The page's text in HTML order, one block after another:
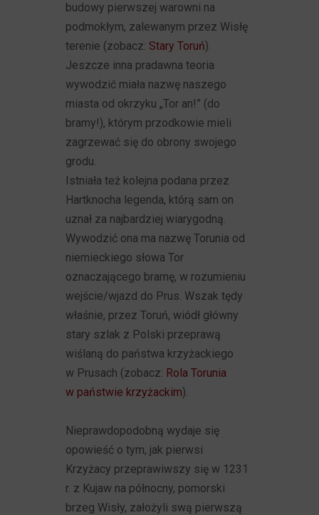
budowy pierwszej warowni na
podmokłym, zalewanym przez Wisłę
terenie (zobacz: Stary Toruń).
Jeszcze inna pradawna teoria
wywodzić miała nazwę naszego
miasta od okrzyku „Tor an!” (do
bramy!), którym przodkowie mieli
zagrzewać się do obrony swojego
grodu.
Istniała też kolejna podana przez
Hartknocha legenda, którą sam on
uznał za najbardziej wiarygodną.
Wywodzić ona ma nazwę Torunia od
niemieckiego słowa Tor
oznaczającego bramę, w rozumieniu
wejście/wjazd do Prus. Wszak tędy
właśnie, przez Toruń, wiódł główny
stary szlak z Polski przeprawą
wiślaną do państwa krzyżackiego
w Prusach (zobacz: Rola Torunia
w państwie krzyżackim).
Nieprawdopodobną wydaje się
opowieść o tym, jak pierwsi
Krzyżacy przeprawiwszy się w 1231
r. z Kujaw na północny, pomorski
brzeg Wisły, założyli swą pierwszą